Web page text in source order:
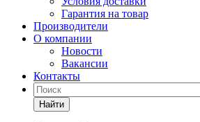
Гарантия на товар
Производители
О компании
Новости
Вакансии
Контакты
Найти